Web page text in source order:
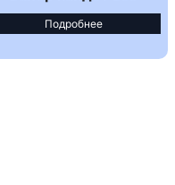
Подробнее